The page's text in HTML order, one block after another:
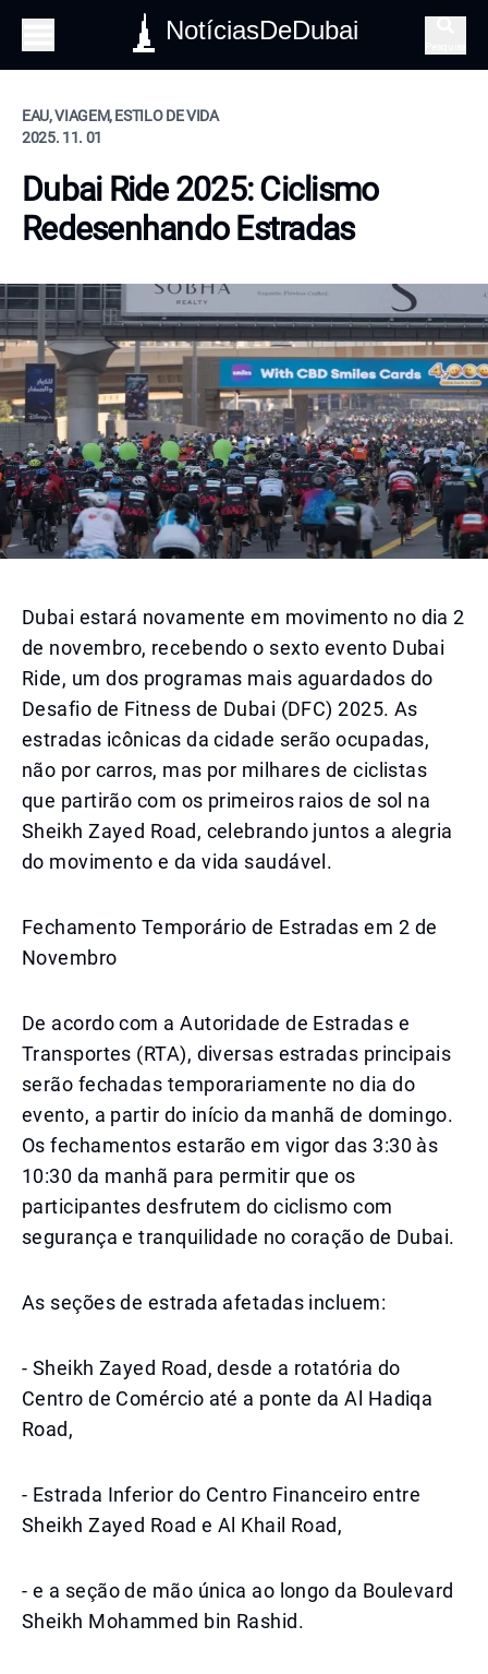
NotíciasDeDubai
EAU, VIAGEM, ESTILO DE VIDA
2025. 11. 01
Dubai Ride 2025: Ciclismo
Redesenhando Estradas
Dubai estará novamente em movimento no dia 2
de novembro, recebendo o sexto evento Dubai
Ride, um dos programas mais aguardados do
Desafio de Fitness de Dubai (DFC) 2025. As
estradas icônicas da cidade serão ocupadas,
não por carros, mas por milhares de ciclistas
que partirão com os primeiros raios de sol na
Sheikh Zayed Road, celebrando juntos a alegria
do movimento e da vida saudável.
Fechamento Temporário de Estradas em 2 de
Novembro
De acordo com a Autoridade de Estradas e
Transportes (RTA), diversas estradas principais
serão fechadas temporariamente no dia do
evento, a partir do início da manhã de domingo.
Os fechamentos estarão em vigor das 3:30 às
10:30 da manhã para permitir que os
participantes desfrutem do ciclismo com
segurança e tranquilidade no coração de Dubai.
As seções de estrada afetadas incluem:
- Sheikh Zayed Road, desde a rotatória do
Centro de Comércio até a ponte da Al Hadiqa
Road,
- Estrada Inferior do Centro Financeiro entre
Sheikh Zayed Road e Al Khail Road,
- e a seção de mão única ao longo da Boulevard
Sheikh Mohammed bin Rashid.